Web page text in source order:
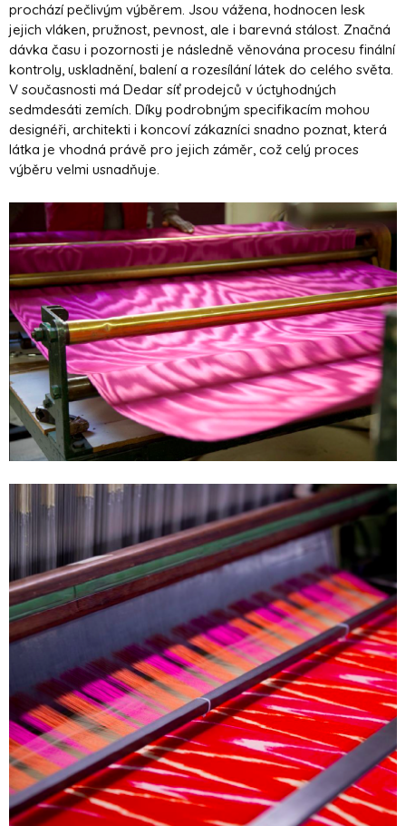
prochází pečlivým výběrem. Jsou vážena, hodnocen lesk
jejich vláken, pružnost, pevnost, ale i barevná stálost. Značná
dávka času i pozornosti je následně věnována procesu finální
kontroly, uskladnění, balení a rozesílání látek do celého světa.
V současnosti má Dedar síť prodejců v úctyhodných
sedmdesáti zemích. Díky podrobným specifikacím mohou
designéři, architekti i koncoví zákazníci snadno poznat, která
látka je vhodná právě pro jejich záměr, což celý proces
výběru velmi usnadňuje.